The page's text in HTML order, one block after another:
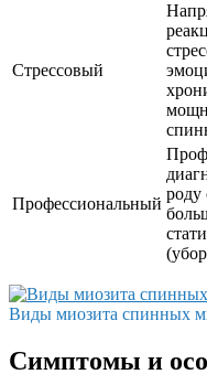
Стрессовый
Профессиональный
роду
Виды миозита спинных
Симптомы и